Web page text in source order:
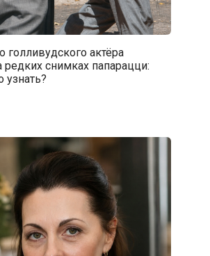
голливудского актёра
редких снимках папарацци:
узнать?